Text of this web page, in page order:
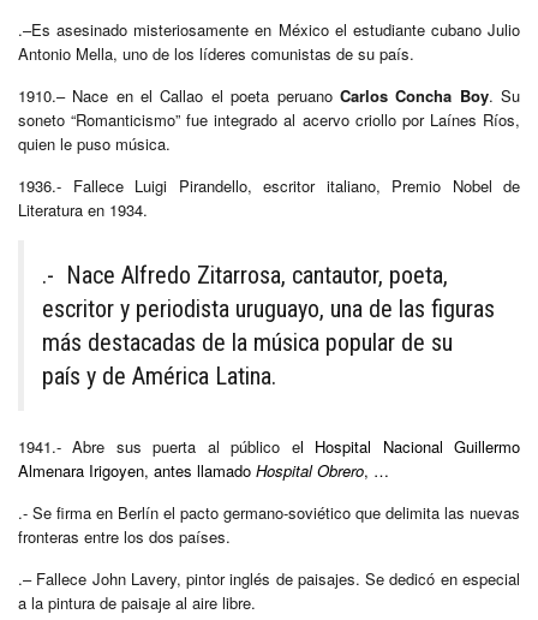
.–Es asesinado misteriosamente en México el estudiante cubano Julio
Antonio Mella, uno de los líderes comunistas de su país.
1910.– Nace en el Callao el poeta peruano Carlos Concha Boy. Su
soneto “Romanticismo” fue integrado al acervo criollo por Laínes Ríos,
quien le puso música.
1936.- Fallece Luigi Pirandello, escritor italiano, Premio Nobel de
Literatura en 1934.
.- Nace Alfredo Zitarrosa, cantautor, poeta,
escritor y periodista uruguayo, una de las figuras
más destacadas de la música popular de su
país y de América Latina.
1941.- Abre sus puerta al público el Hospital Nacional Guillermo
Almenara Irigoyen, antes llamado Hospital Obrero, …
.- Se firma en Berlín el pacto germano-soviético que delimita las nuevas
fronteras entre los dos países.
.– Fallece John Lavery, pintor inglés de paisajes. Se dedicó en especial
a la pintura de paisaje al aire libre.